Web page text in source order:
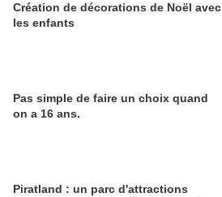
Création de décorations de Noël avec
les enfants
Pas simple de faire un choix quand
on a 16 ans.
Piratland : un parc d'attractions